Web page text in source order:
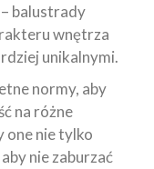
balustrady
wnętrza
unikalnymi.
normy, aby
na różne
one nie tylko
nie zaburzać